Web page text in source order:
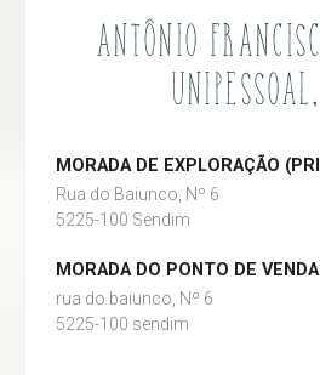
ANTÔNIO
MORADA DE EXPLORAÇÃO
Rua do Baiunco, Nº 6
5225-100 Sendim
MORADA DO PONTO DE
rua do baiunco, Nº 6
5225-100 sendim